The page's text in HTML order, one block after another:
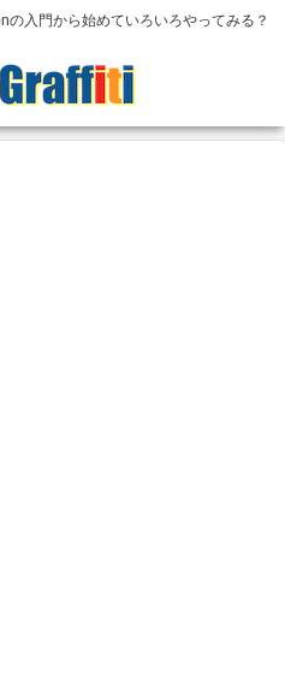
入門から始めていろいろやってみる？